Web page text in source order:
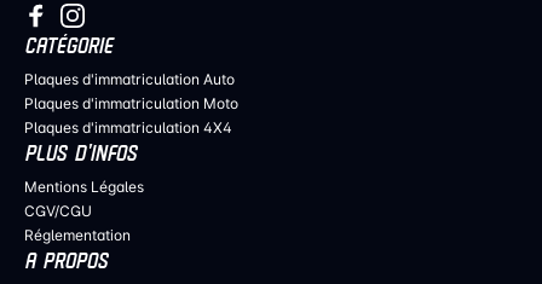
CATÉGORIE
Plaques d'immatriculation Auto
Plaques d'immatriculation Moto
Plaques d'immatriculation 4X4
PLUS D’INFOS
Mentions Légales
CGV/CGU
Réglementation
A PROPOS